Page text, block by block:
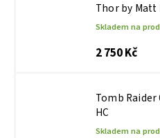
Thor by Matt
Skladem na
2 750 Kč
Tomb
HC
Skladem na